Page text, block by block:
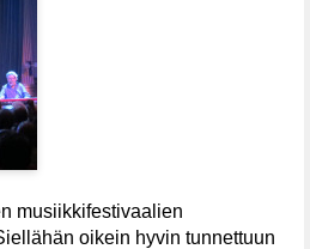
musiikkifestivaalien
oikein hyvin tunnettuun